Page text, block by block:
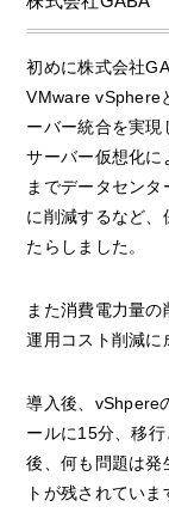
初めに株式会社
VMware vSphere
ーバー統合を実現
サーバー仮想化に
までデータセン
に削減するなど、
たらしました。
また消費電力量
運用コスト削減に
導入後、vShpere
ールに15分、移
後、何も問題は発
トが残されていま